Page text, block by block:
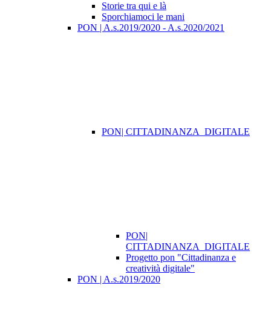
Storie tra qui e là
Sporchiamoci le mani
PON | A.s.2019/2020 - A.s.2020/2021
PON| CITTADINANZA_DIGITALE
PON|
CITTADINANZA_DIGITALE
Progetto pon "Cittadinanza e
creatività digitale"
PON | A.s.2019/2020